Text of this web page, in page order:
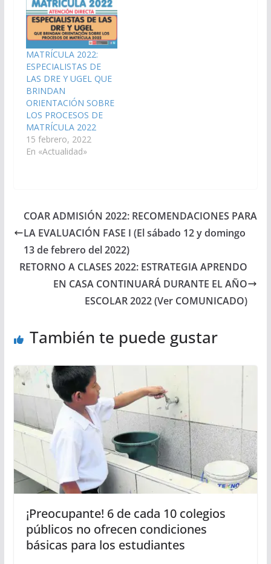
MATRÍCULA 2022:
ESPECIALISTAS DE
LAS DRE Y UGEL QUE
BRINDAN
ORIENTACIÓN SOBRE
LOS PROCESOS DE
MATRÍCULA 2022
15 febrero, 2022
En «Actualidad»
COAR ADMISIÓN 2022: RECOMENDACIONES PARA
LA EVALUACIÓN FASE I (El sábado 12 y domingo
13 de febrero del 2022)
RETORNO A CLASES 2022: ESTRATEGIA APRENDO
EN CASA CONTINUARÁ DURANTE EL AÑO
ESCOLAR 2022 (Ver COMUNICADO)
También te puede gustar
¡Preocupante! 6 de cada 10 colegios
públicos no ofrecen condiciones
básicas para los estudiantes